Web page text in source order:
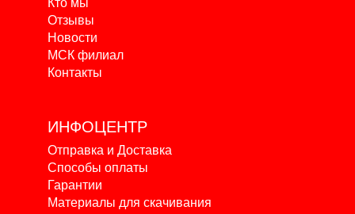
Кто мы
Отзывы
Новости
МСК филиал
Контакты
ИНФОЦЕНТР
Отправка и Доставка
Способы оплаты
Гарантии
Материалы для скачивания